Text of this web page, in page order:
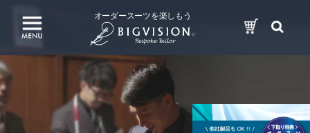
オーダースーツを楽しもう